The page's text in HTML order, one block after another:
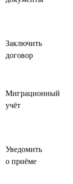
Заключить
договор
Миграционный
учёт
Уведомить
о приёме